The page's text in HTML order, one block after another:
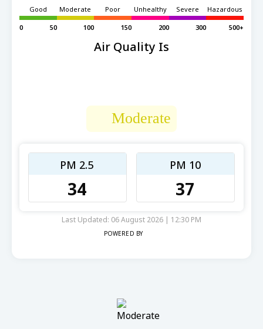
Good
0 50
Moderate
100
Poor
150
Unhealthy
200
Severe
300
Hazardous
500+
Air Quality Is
Moderate
PM 2.5
34
PM 10
37
Last Updated: 06 August 2026 | 12:30 PM
POWERED BY